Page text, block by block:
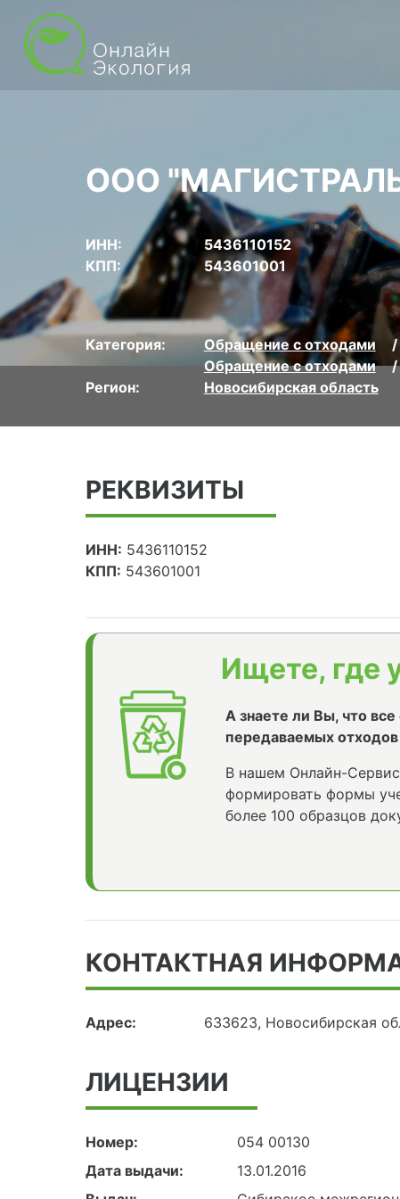
ООО
ИНН:
5436110152
КПП:
543601001
Категория: Обращение с отходами
Обращение с отходами
Регион:
Новосибирская область
РЕКВИЗИТЫ
ИНН: 5436110152
КПП: 543601001
Ищете, где
А знаете ли Вы, что
передаваемых
В нашем Онлайн-
формировать формы
более 100 образцов
КОНТАКТНАЯ
Адрес: 633623, Новосибирская
ЛИЦЕНЗИИ
Номер:
054 00130
Дата выдачи:
13.01.2016